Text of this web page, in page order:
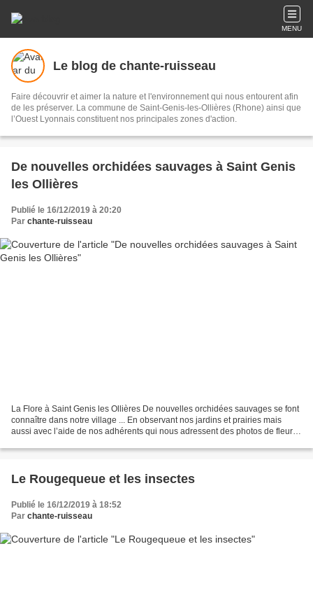
MENU
Le blog de chante-ruisseau
Faire découvrir et aimer la nature et l'environnement qui nous entourent afin
de les préserver. La commune de Saint-Genis-les-Ollières (Rhone) ainsi que
l’Ouest Lyonnais constituent nos principales zones d'action.
De nouvelles orchidées sauvages à Saint Genis
les Ollières
Publié le 16/12/2019 à 20:20
Par chante-ruisseau
La Flore à Saint Genis les Ollières De nouvelles orchidées sauvages se font
connaître dans notre village ... En observant nos jardins et prairies mais
aussi avec l’aide de nos adhérents qui nous adressent des photos de fleurs
Le Rougequeue et les insectes
Publié le 16/12/2019 à 18:52
Par chante-ruisseau